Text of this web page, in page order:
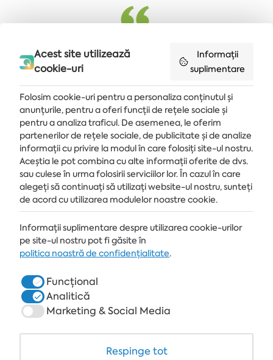
confortabil și oameni foarte implicați la Hotel
Flamingo Grand din Albena Resort, Bulgaria.
Primește ultimele știri și oferte livrate direct în căsuța de e-mail
MĂ ABONEZ
STAȚIUNE
ALBENA.BG
Acest site utilizează
cookie-uri
Informații
suplimentare
Folosim cookie-uri pentru a personaliza conținutul și
anunțurile, pentru a oferi funcții de rețele sociale și
pentru a analiza traficul. De asemenea, le oferim
partenerilor de rețele sociale, de publicitate și de analize
informații cu privire la modul în care folosiți site-ul nostru.
Aceștia le pot combina cu alte informații oferite de dvs.
sau culese în urma folosirii serviciilor lor. În cazul în care
alegeți să continuați să utilizați website-ul nostru, sunteți
de acord cu utilizarea modulelor noastre cookie.
Informații suplimentare despre utilizarea cookie-urilor
pe site-ul nostru pot fi găsite în
politica noastră de confidențialitate.
Funcțional
Analitică
Marketing & Social Media
Respinge tot